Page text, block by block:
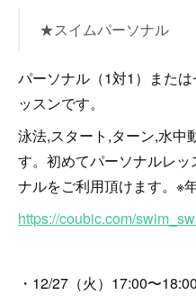
★スイムパーソナル
パーソナル（1対1）また
ッスンです。
泳法,スタート,ターン,水中
す。初めてパーソナルレ
ナルをご利用頂けます。※
https://coubic.com/
・12/27（火）17:00〜